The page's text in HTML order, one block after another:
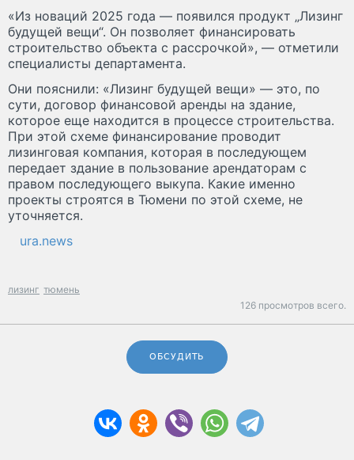
«Из новаций 2025 года — появился продукт „Лизинг
будущей вещи“. Он позволяет финансировать
строительство объекта с рассрочкой», — отметили
специалисты департамента.
Они пояснили: «Лизинг будущей вещи» — это, по
сути, договор финансовой аренды на здание,
которое еще находится в процессе строительства.
При этой схеме финансирование проводит
лизинговая компания, которая в последующем
передает здание в пользование арендаторам с
правом последующего выкупа. Какие именно
проекты строятся в Тюмени по этой схеме, не
уточняется.
ura.news
лизинг тюмень
126 просмотров всего.
ОБСУДИТЬ